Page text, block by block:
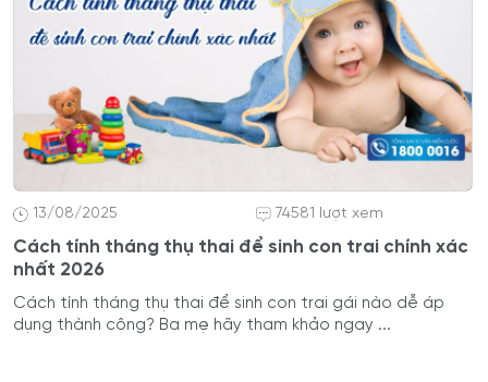
13/08/2025 74581 lượt xem
Cách tính tháng thụ thai để sinh con trai chính xác
nhất 2026
Cách tính tháng thụ thai để sinh con trai gái nào dễ áp
dụng thành công? Ba mẹ hãy tham khảo ngay ...